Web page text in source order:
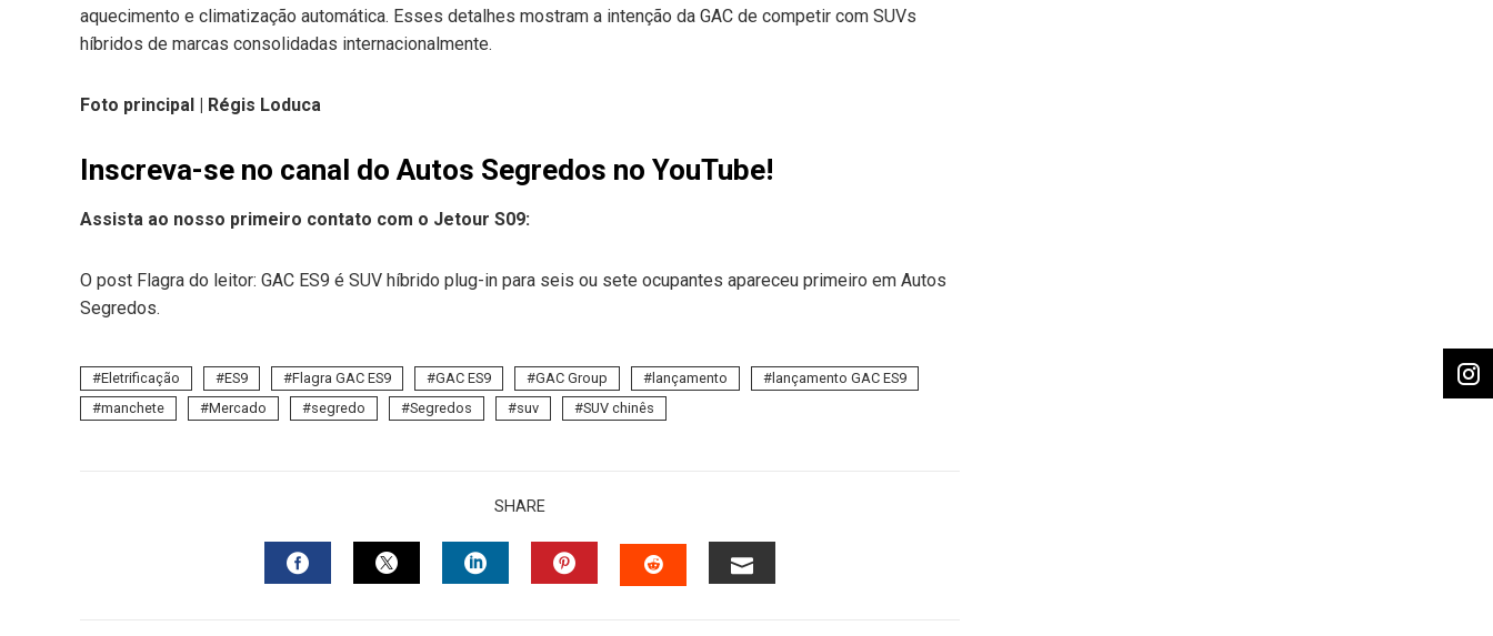
aquecimento e climatização automática. Esses detalhes mostram a intenção da GAC de competir com SUVs
híbridos de marcas consolidadas internacionalmente.
Foto principal | Régis Loduca
Inscreva-se no canal do Autos Segredos no YouTube!
Assista ao nosso primeiro contato com o Jetour S09:
O post Flagra do leitor: GAC ES9 é SUV híbrido plug-in para seis ou sete ocupantes apareceu primeiro em Autos
Segredos.
Eletrificação ES9 Flagra GAC ES9 GAC ES9 GAC Group lançamento
lançamento GAC ES9
manchete
Mercado segredo Segredos suv SUV chinês
SHARE